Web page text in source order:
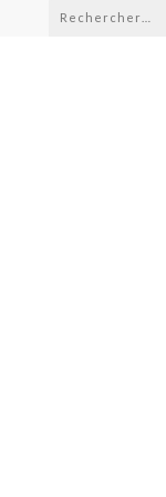
Rechercher :